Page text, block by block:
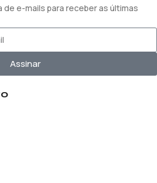
e-mails para receber as últimas
Assinar